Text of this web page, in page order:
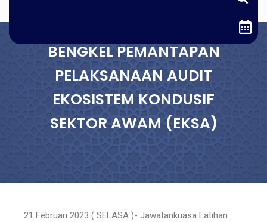
BENGKEL PEMANTAPAN
PELAKSANAAN AUDIT
EKOSISTEM KONDUSIF
SEKTOR AWAM (EKSA)
21 Februari 2023 ( SELASA )- Jawatankuasa Latihan